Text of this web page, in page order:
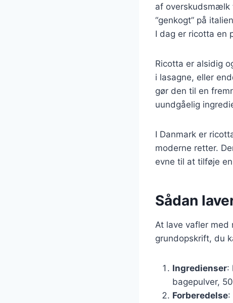
af overskudsmælk
“genkogt” på
I dag er ricotta en
Ricotta er alsidig
i lasagne, eller
gør den til en
uundgåelig
I Danmark er
moderne retter.
evne til at tilføje
Sådan
At lave vafler med
grundopskrift, du
Ingredienser:
bagepulver,
Forberedelse: